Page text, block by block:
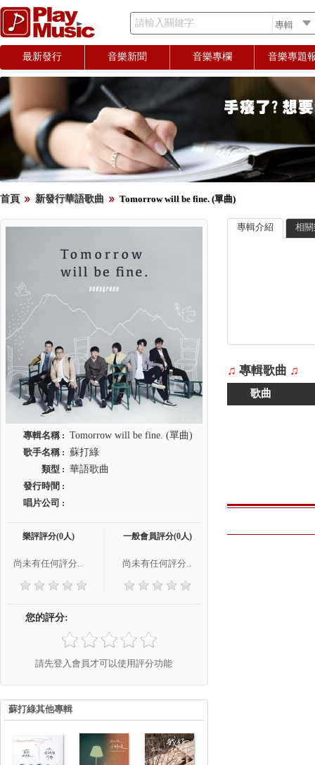
請輸入關鍵字
最新發行 音樂新聞 音樂專欄 音樂專題
首頁 新發行華語歌曲 Tomorrow will be fine. (單曲)
專輯名稱 : Tomorrow will be fine. (單曲)
歌手名稱 : 蘇打綠
類型 : 華語歌曲
發行時間 :
唱片公司 :
樂評評分(0人)
尚未有任何評分..
一般會員評分(0人)
尚未有任何評分..
您的評分:
請先登入會員才可以使用評分功能
蘇打綠其他專輯
專輯介紹 相
♫ 專輯歌曲 ♫
歌曲